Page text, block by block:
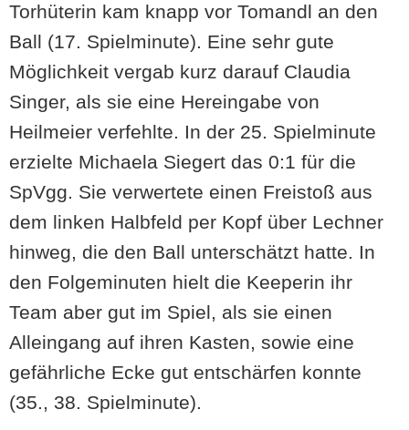
Torhüterin kam knapp vor Tomandl an den
Ball (17. Spielminute). Eine sehr gute
Möglichkeit vergab kurz darauf Claudia
Singer, als sie eine Hereingabe von
Heilmeier verfehlte. In der 25. Spielminute
erzielte Michaela Siegert das 0:1 für die
SpVgg. Sie verwertete einen Freistoß aus
dem linken Halbfeld per Kopf über Lechner
hinweg, die den Ball unterschätzt hatte. In
den Folgeminuten hielt die Keeperin ihr
Team aber gut im Spiel, als sie einen
Alleingang auf ihren Kasten, sowie eine
gefährliche Ecke gut entschärfen konnte
(35., 38. Spielminute).